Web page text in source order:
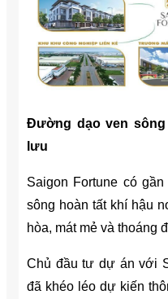
Đường dạo ven
lưu
Saigon Fortune có
sông hoàn tất khí hậu
hòa, mát mẻ và thoáng
Chủ đầu tư dự án với
đã khéo léo dự kiến